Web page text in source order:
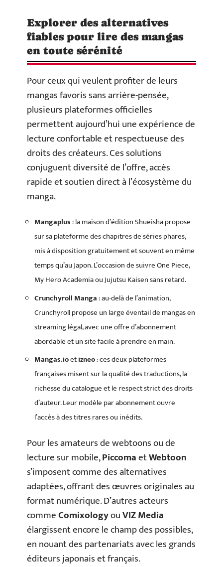
Explorer des alternatives
fiables pour lire des mangas
en toute sérénité
Pour ceux qui veulent profiter de leurs
mangas favoris sans arrière-pensée,
plusieurs plateformes officielles
permettent aujourd’hui une expérience de
lecture confortable et respectueuse des
droits des créateurs. Ces solutions
conjuguent diversité de l’offre, accès
rapide et soutien direct à l’écosystème du
manga.
Mangaplus: la maison d’édition Shueisha propose
sur sa plateforme des chapitres de séries phares,
mis à disposition gratuitement et souvent en même
temps qu’au Japon. L’occasion de suivre One Piece,
My Hero Academia ou Jujutsu Kaisen sans retard.
Crunchyroll Manga: au-delà de l’animation,
Crunchyroll propose un large éventail de mangas en
streaming légal, avec une offre d’abonnement
abordable et un site facile à prendre en main.
Mangas.ioetizneo: ces deux plateformes
françaises misent sur la qualité des traductions, la
richesse du catalogue et le respect strict des droits
d’auteur. Leur modèle par abonnement ouvre
l’accès à des titres rares ou inédits.
Pour les amateurs de webtoons ou de
lecture sur mobile,PiccomaetWebtoon
s’imposent comme des alternatives
adaptées, offrant des œuvres originales au
format numérique. D’autres acteurs
commeComixologyouVIZ Media
élargissent encore le champ des possibles,
en nouant des partenariats avec les grands
éditeurs japonais et français.